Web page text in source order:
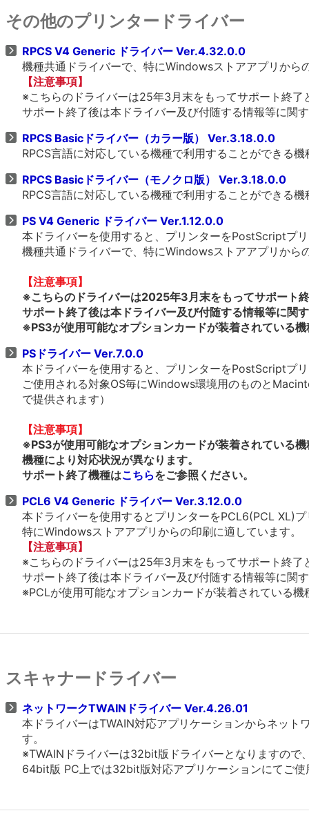
その他のプリンタードライバー
RPCS V4 Generic ドライバー Ver.4.32.0.0
機種共通ドライバーで、特にWindowsストアアプリから
【注意事項】
※こちらのドライバーは25年3月末をもってサポート終了
サポート終了後は本ドライバー及び付随する情報等に関
RPCS Basicドライバー（カラー版） Ver.3.18.0.0
RPCS言語に対応している機種で利用することができる
RPCS Basicドライバー（モノクロ版） Ver.3.18.0.0
RPCS言語に対応している機種で利用することができる
PS V4 Generic ドライバー Ver.1.12.0.0
本ドライバーを使用すると、プリンターをPostScriptプ
機種共通ドライバーで、特にWindowsストアアプリから
【注意事項】
※こちらのドライバーは2025年3月末をもってサポート
サポート終了後は本ドライバー及び付随する情報等に関
※PS3が使用可能なオプションカードが装着されている
PSドライバー Ver.7.0.0
本ドライバーを使用すると、プリンターをPostScriptプ
ご使用される対象OS毎にWindows環境用のものと
で提供されます）
【注意事項】
※PS3が使用可能なオプションカードが装着されている
機種により対応状況が異なります。
サポート終了機種はこちらをご参照ください。
PCL6 V4 Generic ドライバー Ver.3.12.0.0
本ドライバーを使用するとプリンターをPCL6(PCL XL)
特にWindowsストアアプリからの印刷に適しています。
【注意事項】
※こちらのドライバーは25年3月末をもってサポート終了
サポート終了後は本ドライバー及び付随する情報等に関
※PCLが使用可能なオプションカードが装着されている
スキャナードライバー
ネットワークTWAINドライバー Ver.4.26.01
本ドライバーはTWAIN対応アプリケーションからネッ
す。
※TWAINドライバーは32bit版ドライバーとなりますの
64bit版 PC上では32bit版対応アプリケーションにてご使